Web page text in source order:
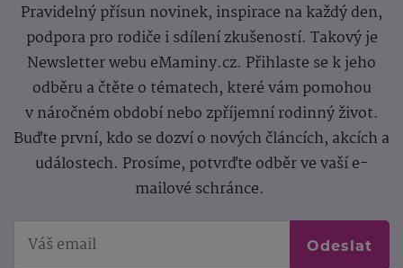
Pravidelný přísun novinek, inspirace na každý den,
podpora pro rodiče i sdílení zkušeností. Takový je
Newsletter webu eMaminy.cz. Přihlaste se k jeho
odběru a čtěte o tématech, které vám pomohou
v náročném období nebo zpříjemní rodinný život.
Buďte první, kdo se dozví o nových článcích, akcích a
událostech. Prosíme, potvrďte odběr ve vaší e-
mailové schránce.
Odeslat